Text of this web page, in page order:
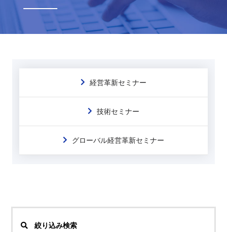
経営革新セミナー
技術セミナー
グローバル経営革新セミナー
絞り込み検索